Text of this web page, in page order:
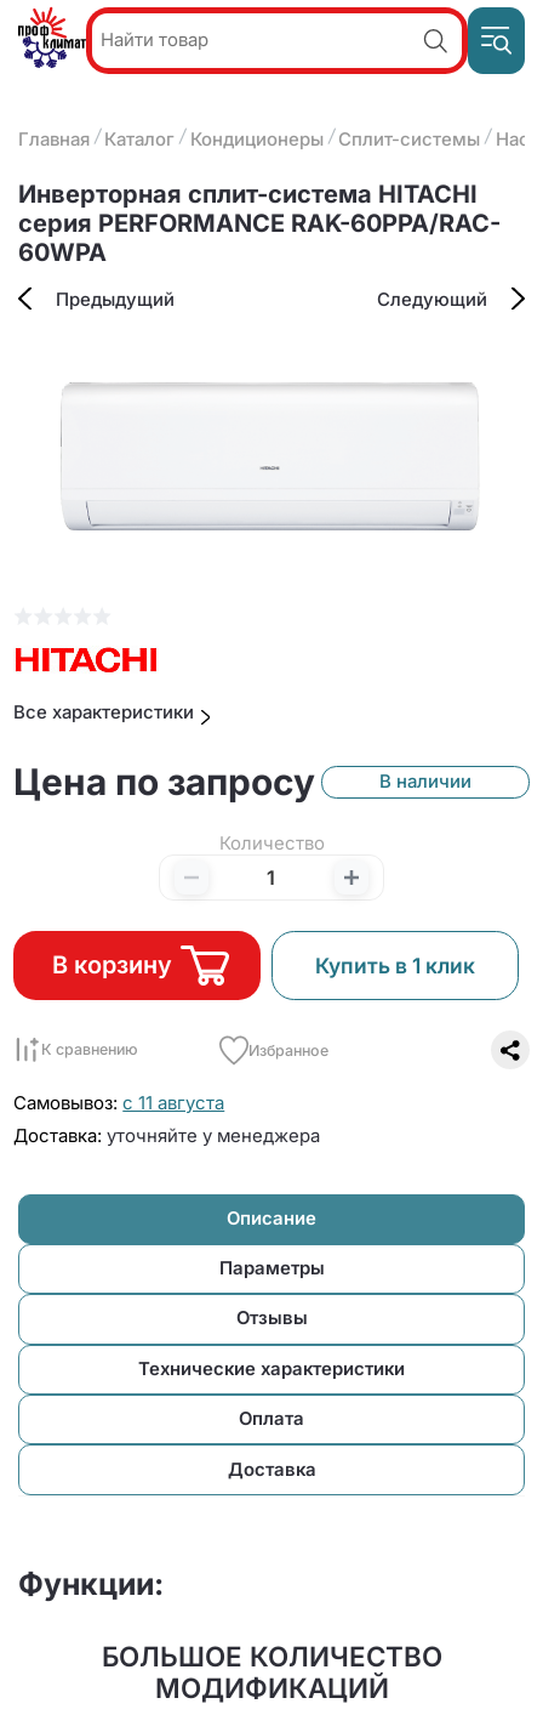
Акции и
О компании
Наши услуги
Оплата и доставка
8
25-
93-63
Главная Каталог Кондиционеры Сплит-системы
Инверторная сплит-система HITACHI
серия PERFORMANCE RAK-60PPA/RAC-
60WPA
Предыдущий Следующий
Все характеристики
Цена по запросу В наличии
Количество
В корзину Купить в 1 клик
К сравнению Избранное
Самовывоз: с 11 августа
Доставка: уточняйте у менеджера
Описание
Параметры
Отзывы
Технические характеристики
Оплата
Доставка
Функции:
БОЛЬШОЕ КОЛИЧЕСТВО
МОДИФИКАЦИЙ